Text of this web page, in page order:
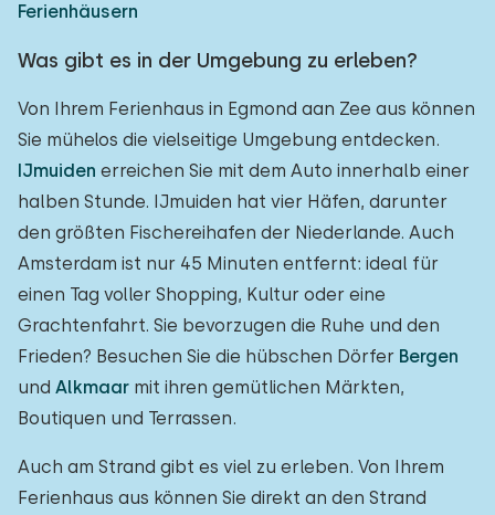
Ferienhäusern
Was gibt es in der Umgebung zu erleben?
Von Ihrem Ferienhaus in Egmond aan Zee aus können
Sie mühelos die vielseitige Umgebung entdecken.
IJmuiden erreichen Sie mit dem Auto innerhalb einer
halben Stunde. IJmuiden hat vier Häfen, darunter
den größten Fischereihafen der Niederlande. Auch
Amsterdam ist nur 45 Minuten entfernt: ideal für
einen Tag voller Shopping, Kultur oder eine
Grachtenfahrt. Sie bevorzugen die Ruhe und den
Frieden? Besuchen Sie die hübschen Dörfer Bergen
und Alkmaar mit ihren gemütlichen Märkten,
Boutiquen und Terrassen.
Auch am Strand gibt es viel zu erleben. Von Ihrem
Ferienhaus aus können Sie direkt an den Strand